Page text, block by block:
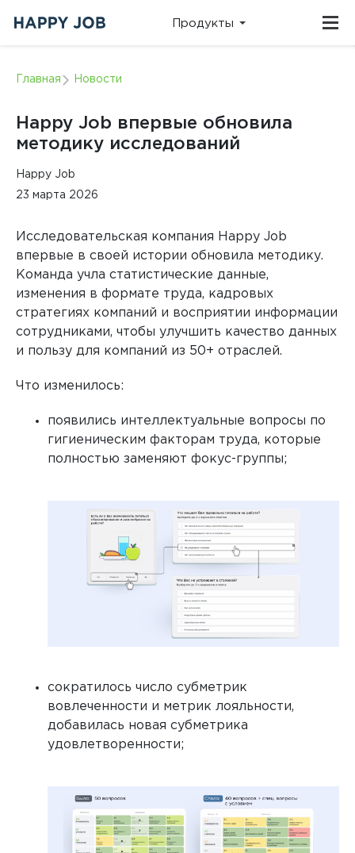
Продукты
ПЛАТФОРМЫ
вовлеченности и лояльности персонала
Онлайн-платформа для оценки и развития качества
внутреннего сервиса (КВС)
Онлайн-платформа для мультиролевой оценки, 360 0
Любые внешние и внутренние исследования
НАС ВИДЕО
и
методические
материалы
результаты
и польза
и
Расписание вебинаров и
мастер‑классов Happy Job
support@happy-
job.ru
646-83-89
Главная Новости
Happy Job впервые обновила
методику исследований
Happy Job
23 марта 2026
Исследовательская компания Happy Job
впервые в своей истории обновила методику.
Команда учла статистические данные,
изменения в формате труда, кадровых
стратегиях компаний и восприятии информации
сотрудниками, чтобы улучшить качество данных
и пользу для компаний из 50+ отраслей.
Что изменилось:
появились интеллектуальные вопросы по
гигиеническим факторам труда, которые
полностью заменяют фокус-группы;
сократилось число субметрик
вовлеченности и метрик лояльности,
добавилась новая субметрика
удовлетворенности;